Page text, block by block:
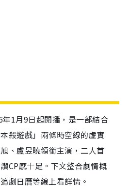
1月9日起開播，是一部結合
殺遊戲」兩條時空線的虛實
、盧昱曉領銜主演，二人首
CP感十足。下文整合劇情概
劇日曆等線上看詳情。